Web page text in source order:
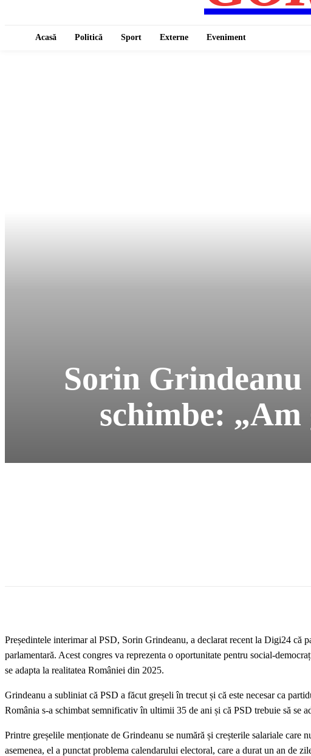
Acasă Politică Sport Externe Eveniment
Sorin Grindeanu
schimbe:
Președintele interimar al PSD, Sorin Grindeanu, a declarat recent la Digi24 că
parlamentară. Acest congres va reprezenta o oportunitate pentru social-
se adapta la realitatea României din 2025.
Grindeanu a subliniat că PSD a făcut greșeli în trecut și că este necesar ca
România s-a schimbat semnificativ în ultimii 35 de ani și că PSD trebuie să se
Printre greșelile menționate de Grindeanu se numără și creșterile salariale
asemenea, el a punctat problema calendarului electoral, care a durat un an de